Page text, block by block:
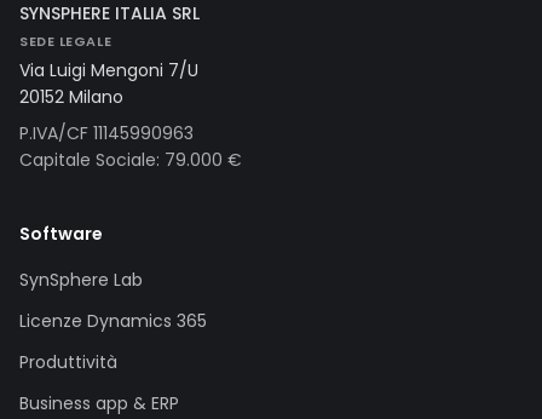
SYNSPHERE ITALIA SRL
SEDE LEGALE
Via Luigi Mengoni 7/U
20152 Milano
P.IVA/CF 11145990963
Capitale Sociale: 79.000 €
Software
SynSphere Lab
Licenze Dynamics 365
Produttività
Business app & ERP